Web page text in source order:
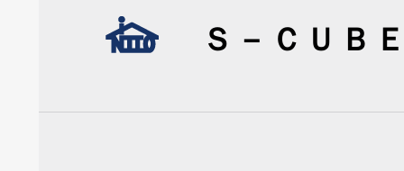
Ｓ－ＣＵＢ